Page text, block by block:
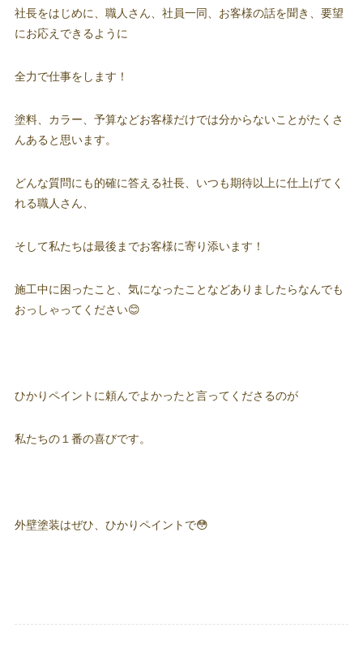
社長をはじめに、職人さん、社員一同、お客様の話を聞き、要望
にお応えできるように
全力で仕事をします！
塗料、カラー、予算などお客様だけでは分からないことがたくさ
んあると思います。
どんな質問にも的確に答える社長、いつも期待以上に仕上げてく
れる職人さん、
そして私たちは最後までお客様に寄り添います！
施工中に困ったこと、気になったことなどありましたらなんでも
おっしゃってください😊
ひかりペイントに頼んでよかったと言ってくださるのが
私たちの１番の喜びです。
外壁塗装はぜひ、ひかりペイントで😳